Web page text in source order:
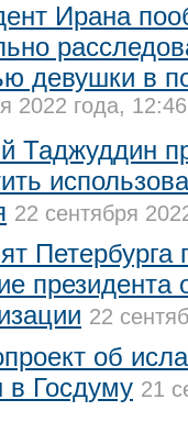
Ирана
девушки в
2022 года, 12:46
Таджуддин
22 сентября
Петербурга
президента
22
об
в Госдуму 21